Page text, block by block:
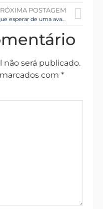
POSTAGEM
O que esperar de uma avaliação neuropsicológica?
será publicado.
com *